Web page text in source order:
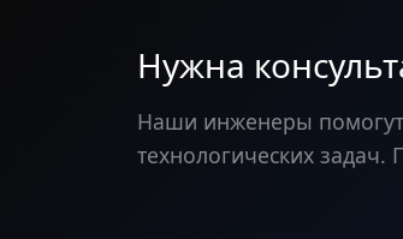
Нужна
Наши инженеры
технологических задач.